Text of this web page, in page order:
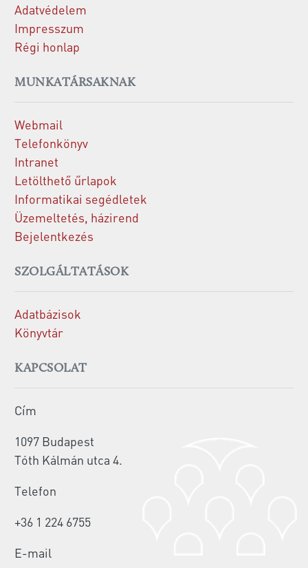
Adatvédelem
Impresszum
Régi honlap
MUNKATÁRSAKNAK
Webmail
Telefonkönyv
Intranet
Letölthető űrlapok
Informatikai segédletek
Üzemeltetés, házirend
Bejelentkezés
SZOLGÁLTATÁSOK
Adatbázisok
Könyvtár
KAPCSOLAT
Cím
1097 Budapest
Tóth Kálmán utca 4.
Telefon
+36 1 224 6755
E-mail